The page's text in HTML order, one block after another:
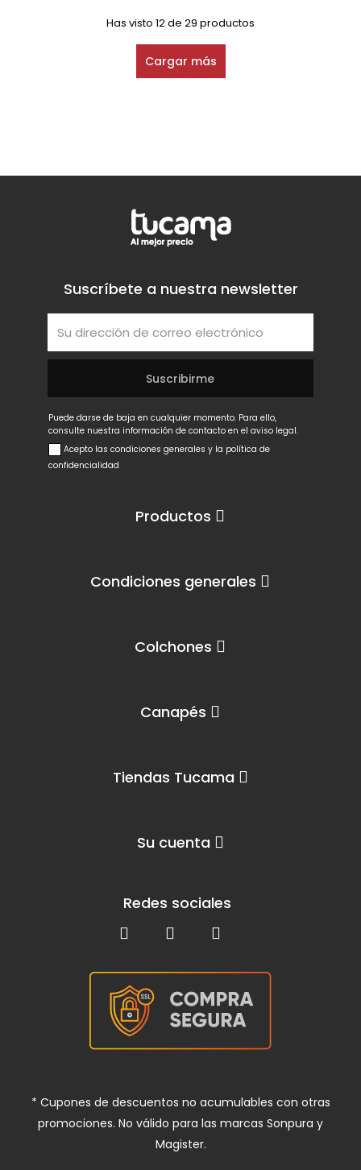
Has visto 12 de 29 productos
Cargar más
Productos
Condiciones generales
Colchones
Canapés
Tiendas Tucama
Su cuenta
Suscríbete a nuestra newsletter
Puede darse de baja en cualquier momento. Para ello,
consulte nuestra información de contacto en el aviso legal.
Acepto las condiciones generales y la política de
confidencialidad
Redes sociales
* Cupones de descuentos no acumulables con otras
promociones. No válido para las marcas Sonpura y
Magister.